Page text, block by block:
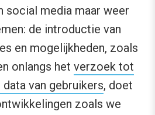
social media maar weer
de introductie van
en mogelijkheden, zoals
onlangs het verzoek tot
van gebruikers, doet
zoals we